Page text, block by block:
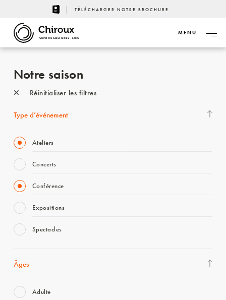
TÉLÉCHARGER NOTRE BROCHURE
CENTRE CULTUREL - LIÈGE
MENU
Notre saison
Réinitialiser les filtres
Type d’événement
Ateliers
Concerts
Conférence
Expositions
Spectacles
Âges
Adulte